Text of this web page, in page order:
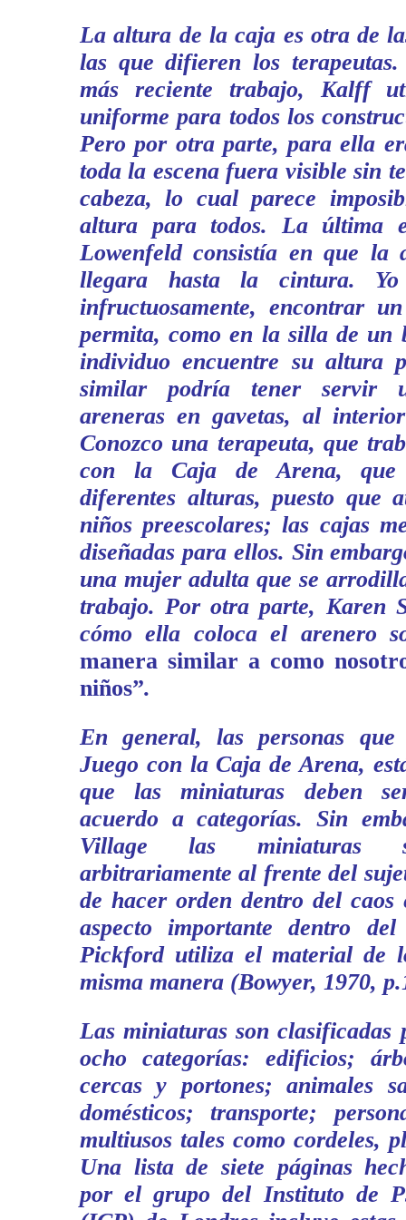
La altura de la caja es otra de
las que difieren los
más reciente trabajo, Kalff
uniforme para todos los
Pero por otra parte, para ella
toda la escena fuera visible sin
cabeza, lo cual parece
altura para todos. La última
Lowenfeld consistía en que la
llegara hasta la cintura. Yo
infructuosamente, encontrar
permita, como en la silla de un
individuo encuentre su altura
similar podría tener servir
areneras en gavetas, al
Conozco una terapeuta, que
con la Caja de Arena, que
diferentes alturas, puesto que
niños preescolares; las cajas
diseñadas para ellos. Sin
una mujer adulta que se
trabajo. Por otra parte, Karen
cómo ella coloca el arenero
manera similar a como
niños”.
En general, las personas
Juego con la Caja de Arena,
que las miniaturas deben
acuerdo a categorías. Sin
Village las miniaturas
arbitrariamente al frente del
de hacer orden dentro del caos
aspecto importante dentro
Pickford utiliza el material de
misma manera (Bowyer, 1970,
Las miniaturas son clasificadas
ocho categorías: edificios;
cercas y portones; animales
domésticos; transporte;
multiusos tales como cordeles,
Una lista de siete páginas
por el grupo del Instituto de